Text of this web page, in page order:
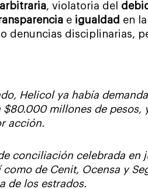
arbitraria, violatoria del
e igualdad en la
denuncias disciplinarias,
Helicol ya había
millones de pesos,
acción.
conciliación celebrada en
de Cenit, Ocensa y
de los estrados.